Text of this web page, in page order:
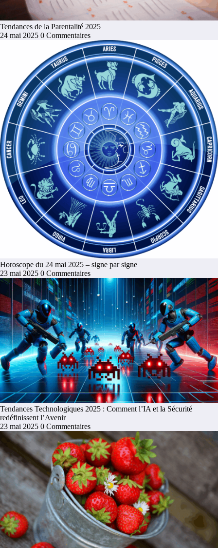
Tendances de la Parentalité 2025
24 mai 2025 0 Commentaires
Horoscope du 24 mai 2025 – signe par signe
23 mai 2025 0 Commentaires
Tendances Technologiques 2025 : Comment l’IA et la Sécurité
redéfinissent l’Avenir
23 mai 2025 0 Commentaires